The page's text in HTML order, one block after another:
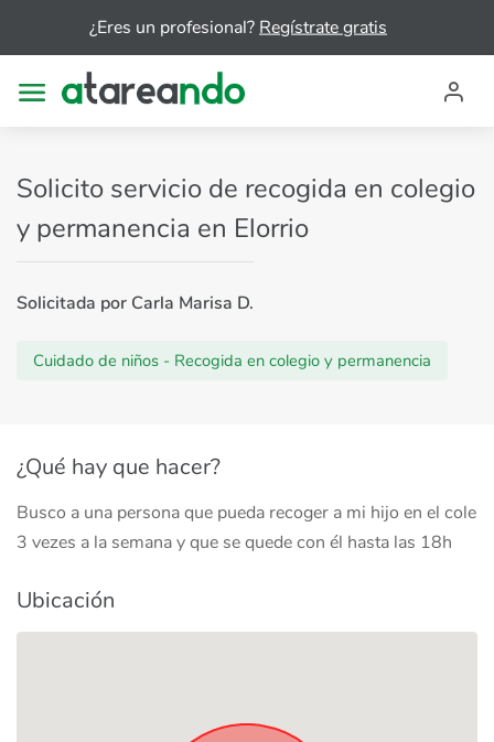
¿Eres un profesional?Regístrate gratis
Solicito servicio de recogida en colegio
y permanencia en Elorrio
Solicitada por Carla Marisa D.
Cuidado de niños - Recogida en colegio y permanencia
¿Qué hay que hacer?
Busco a una persona que pueda recoger a mi hijo en el cole
3 vezes a la semana y que se quede con él hasta las 18h
Ubicación